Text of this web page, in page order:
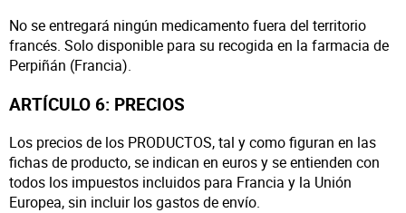
No se entregará ningún medicamento fuera del territorio
francés. Solo disponible para su recogida en la farmacia de
Perpiñán (Francia).
ARTÍCULO 6: PRECIOS
Los precios de los PRODUCTOS, tal y como figuran en las
fichas de producto, se indican en euros y se entienden con
todos los impuestos incluidos para Francia y la Unión
Europea, sin incluir los gastos de envío.